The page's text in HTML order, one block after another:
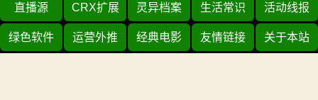
直播源 CRX扩展 灵异档案 生活常识 活动线报
绿色软件 运营外推 经典电影 友情链接 关于本站